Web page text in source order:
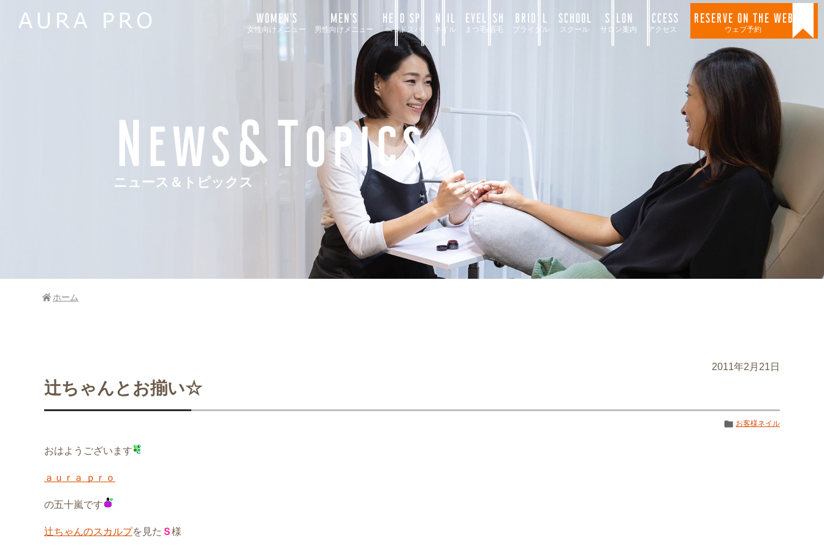
WOMEN’S
女性向けメニュー
MEN’S
男性向けメニュー
HEAD SPA
ヘッドスパ
NAIL
ネイル
EYELASH
まつ毛/眉毛
BRIDAL
ブライダル
SCHOOL
スクール
SALON
サロン案内
ACCESS
アクセス
RESERVE ON THE WEB
ウェブ予約
News&Topics
ニュース＆トピックス
ホーム
2011年2月21日
辻ちゃんとお揃い☆
お客様ネイル
おはようございます
ａｕｒａ ｐｒｏ
の五十嵐です
辻ちゃんのスカルプを見た Ｓ様